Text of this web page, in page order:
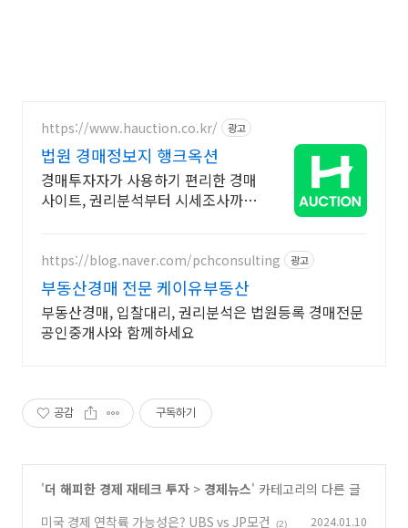
https://www.hauction.co.kr/ 광고
법원 경매정보지 행크옥션
경매투자자가 사용하기 편리한 경매
사이트, 권리분석부터 시세조사까지
https://blog.naver.com/pchconsulting 광고
부동산경매 전문 케이유부동산
부동산경매, 입찰대리, 권리분석은 법원등록 경매전문
공인중개사와 함께하세요
공감 구독하기
'더 해피한 경제 재테크 투자 > 경제뉴스' 카테고리의 다른 글
미국 경제 연착륙 가능성은? UBS vs JP모건
(2) 2024.01.10